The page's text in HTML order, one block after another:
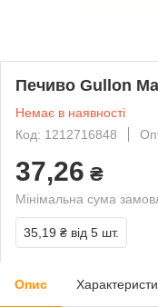
Печиво Gullon
Немає в наявності
Код: 1212716848
37,26 ₴
Мінімальна сума
35,19 ₴ від 5 шт.
Опис